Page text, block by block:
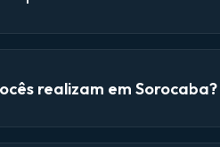
realizam em Sorocaba?